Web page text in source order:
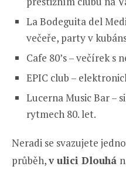
La Bodeguita del
večeře, party v
Cafe 80’s – večírek s
EPIC club –
Lucerna Music Bar –
rytmech 80. let.
Neradi se svazujete
průběh,v ulici Dlouhá